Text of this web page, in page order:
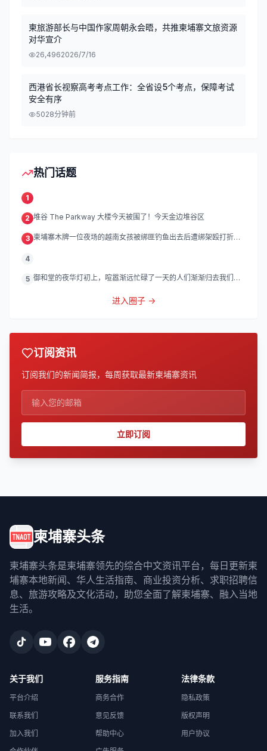
柬旅游部长与中国作家周朝永会晤，共推柬埔寨文旅资源
对华宣介
26,4962026/7/16
西港省长视察高考考点工作：全省设5个考点，保障考试
安全有序
5028分钟前
热门话题
1
2 堆谷 The Parkway 大楼今天被围了！今天金边堆谷区
3 柬埔寨木牌一位夜场的越南女孩被绑匪钓鱼出去后遭绑架殴打折
4
5 御和堂的夜华灯初上，喧嚣渐远忙碌了一天的人们渐渐归去我们的
进入圈子 →
订阅资讯
订阅我们的新闻简报，每周获取最新柬埔寨资讯
立即订阅
柬埔寨头条
柬埔寨头条是柬埔寨领先的综合中文资讯平台，每日更新柬
埔寨本地新闻、华人生活指南、商业投资分析、求职招聘信
息、旅游攻略及文化活动，助您全面了解柬埔寨、融入当地
生活。
关于我们
平台介绍
联系我们
加入我们
服务指南
商务合作
意见反馈
帮助中心
法律条款
隐私政策
版权声明
用户协议